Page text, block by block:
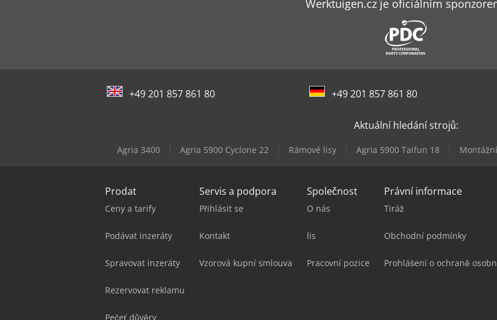
Werktuigen.cz je oficiálním
+49 201 857 861 80 +49 201 857 861 80
Aktuální hledání strojů:
Agria 3400 Agria 5900 Cyclone 22 Rámové lisy Agria 5900 Taifun 18
Prodat
Ceny a tarify
Podávat inzeráty
Spravovat inzeráty
Rezervovat reklamu
Pečeť důvěry
Servis a podpora
Přihlásit se
Kontakt
Vzorová kupní smlouva
Společnost
O nás
lis
Pracovní pozice
Právní informace
Tiráž
Obchodní podmínky
Prohlášení o ochraně